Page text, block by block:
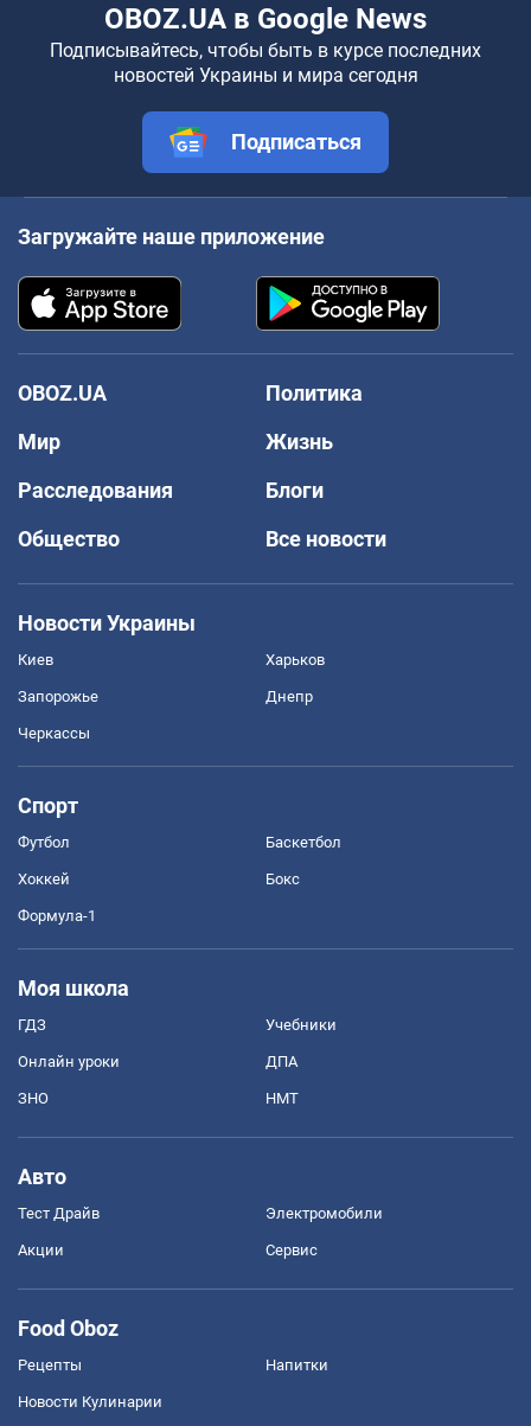
OBOZ.UA в Google News
Подписывайтесь, чтобы быть в курсе последних
новостей Украины и мира сегодня
Подписаться
Загружайте наше приложение
OBOZ.UA
Политика
Мир
Жизнь
Расследования
Блоги
Общество
Все новости
Новости Украины
Киев Харьков
Запорожье Днепр
Черкассы
Спорт
Футбол Баскетбол
Хоккей Бокс
Формула-1
Моя школа
ГДЗ Учебники
Онлайн уроки ДПА
ЗНО НМТ
Авто
Тест Драйв Электромобили
Акции Сервис
Food Oboz
Рецепты Напитки
Новости Кулинарии